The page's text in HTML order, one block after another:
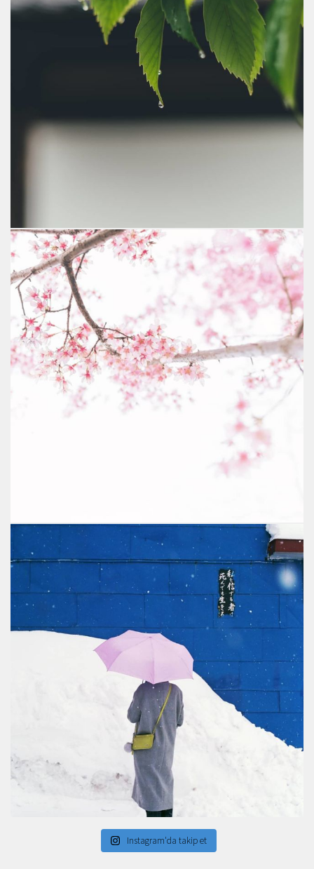
Instagram'da takip et